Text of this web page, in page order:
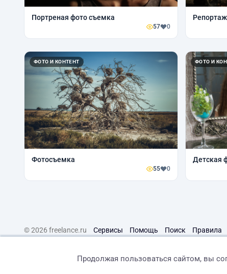
Портреная фото съемка
57 0
ФОТО И КОНТЕНТ
Фотосъемка
55 0
ФОТО И
Детская
© 2026 freelance.ru Сервисы Помощь Поиск Правила
Продолжая пользоваться сайтом, вы